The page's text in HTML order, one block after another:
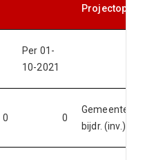
Per 01-
10-2021
0 0
Gemeentelijke
bijdr. (inv.)